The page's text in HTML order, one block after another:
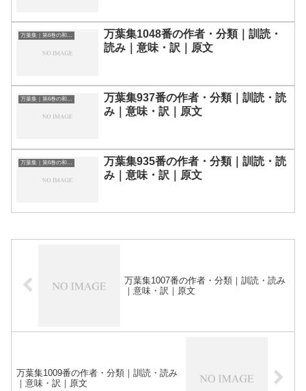
万葉集｜第6巻の和歌一覧
万葉集1048番の作者・分類｜訓読・
読み｜意味・訳｜原文
万葉集｜第6巻の和歌一覧
万葉集937番の作者・分類｜訓読・読
み｜意味・訳｜原文
万葉集935番の作者・分類｜訓読・読
み｜意味・訳｜原文
万葉集1007番の作者・分類｜訓読・読み
｜意味・訳｜原文
万葉集1009番の作者・分類｜訓読・読み
｜意味・訳｜原文